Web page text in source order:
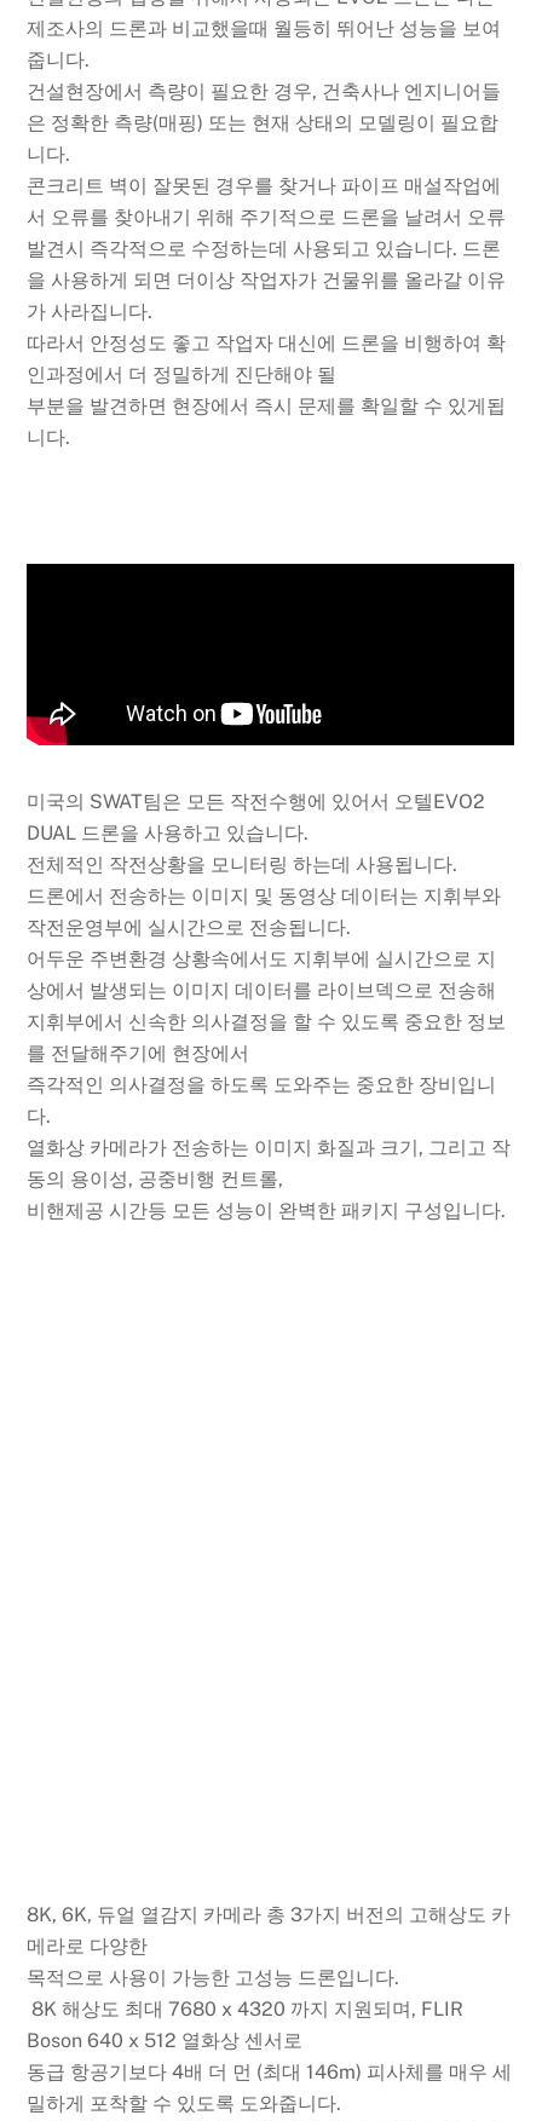
제조사의 드론과 비교했을때 월등히 뛰어난 성능을 보여
줍니다.
건설현장에서 측량이 필요한 경우, 건축사나 엔지니어들
은 정확한 측량(매핑) 또는 현재 상태의 모델링이 필요합
니다.
콘크리트 벽이 잘못된 경우를 찾거나 파이프 매설작업에
서 오류를 찾아내기 위해 주기적으로 드론을 날려서 오류
발견시 즉각적으로 수정하는데 사용되고 있습니다. 드론
을 사용하게 되면 더이상 작업자가 건물위를 올라갈 이유
가 사라집니다.
따라서 안정성도 좋고 작업자 대신에 드론을 비행하여 확
인과정에서 더 정밀하게 진단해야 될
부분을 발견하면 현장에서 즉시 문제를 확일할 수 있게됩
니다.
미국의 SWAT팀은 모든 작전수행에 있어서 오텔EVO2
DUAL 드론을 사용하고 있습니다.
전체적인 작전상황을 모니터링 하는데 사용됩니다.
드론에서 전송하는 이미지 및 동영상 데이터는 지휘부와
작전운영부에 실시간으로 전송됩니다.
어두운 주변환경 상황속에서도 지휘부에 실시간으로 지
상에서 발생되는 이미지 데이터를 라이브덱으로 전송해
지휘부에서 신속한 의사결정을 할 수 있도록 중요한 정보
를 전달해주기에 현장에서
즉각적인 의사결정을 하도록 도와주는 중요한 장비입니
다.
열화상 카메라가 전송하는 이미지 화질과 크기, 그리고 작
동의 용이성, 공중비행 컨트롤,
비핸제공 시간등 모든 성능이 완벽한 패키지 구성입니다.
8K, 6K, 듀얼 열감지 카메라 총 3가지 버전의 고해상도 카
메라로 다양한
목적으로 사용이 가능한 고성능 드론입니다.
8K 해상도 최대 7680 x 4320 까지 지원되며, FLIR
Boson 640 x 512 열화상 센서로
동급 항공기보다 4배 더 먼 (최대 146m) 피사체를 매우 세
밀하게 포착할 수 있도록 도와줍니다.